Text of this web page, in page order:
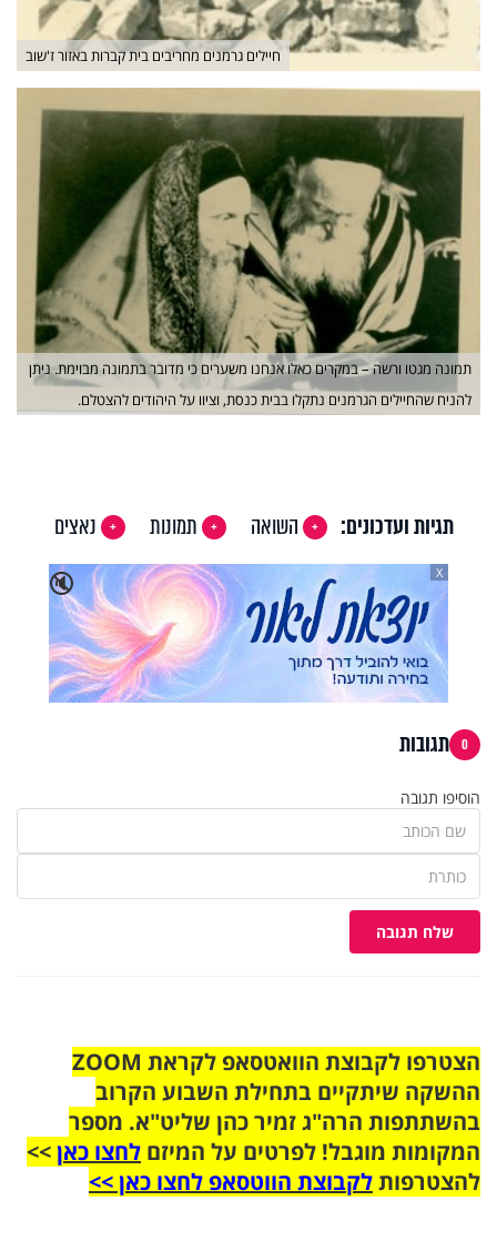
חיילים גרמנים מחריבים בית קברות באזור ז'שוב
תמונה מגטו ורשה – במקרים כאלו אנחנו משערים כי מדובר בתמונה מבוימת. ניתן
להניח שהחיילים הגרמנים נתקלו בבית כנסת, וציוו על היהודים להצטלם.
תגיות ועדכונים: השואה תמונות
נאצים
🔇
X
0 תגובות
הוסיפו תגובה
שלח תגובה
הצטרפו לקבוצת הוואטסאפ לקראת ZOOM
ההשקה שיתקיים בתחילת השבוע הקרוב
בהשתתפות הרה"ג זמיר כהן שליט"א. מספר
המקומות מוגבל! לפרטים על המיזם לחצו כאן>>
להצטרפותלקבוצת הווטסאפ לחצו כאן >>